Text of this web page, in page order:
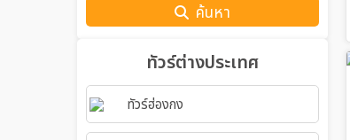
ค้นหา
ทัวร์ต่างประเทศ
ทัวร์ฮ่องกง